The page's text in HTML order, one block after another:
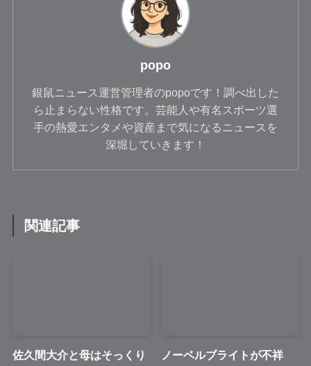
popo
銀鼠ニュース運営管理者のpopoです！調べ出した
ら止まらない性格です。芸能人や有名スポーツ選
手の熱愛エンタメや資産まで気になるニュースを
深堀していきます！
関連記事
佐久間大介と母はそっくり
ノーベルブライトが不祥